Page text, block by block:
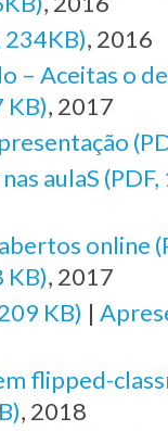
234KB), 2016
– Aceitas o
KB), 2017
aulaS
online
KB), 2017
KB) |
flipped-
, 2018